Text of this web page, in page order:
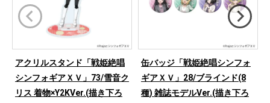
アクリルスタンド「戦姫絶唱
シンフォギアＸＶ」73/雪音ク
リス 着物×Y2KVer.(描き下ろ
缶バッジ「戦姫絶唱シンフォ
ギアＸＶ」28/ブラインド(8
種) 雑誌モデルVer.(描き下ろ